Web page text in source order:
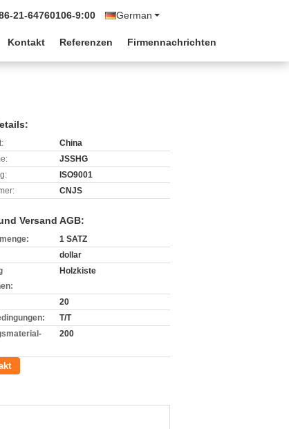
German
21-64760106-9:00
Kontakt Referenzen Firmennachrichten
China
JSSHG
ISO9001
CNJS
Versand AGB:
1 SATZ
dollar
Holzkiste
20
T/T
200